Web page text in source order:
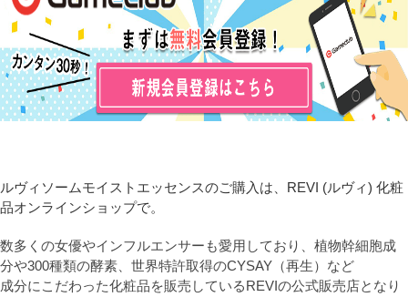
ルヴィソームモイストエッセンスのご購入は、REVI (ルヴィ) 化粧
品オンラインショップで。
数多くの女優やインフルエンサーも愛用しており、植物幹細胞成
分や300種類の酵素、世界特許取得のCYSAY（再生）など
成分にこだわった化粧品を販売しているREVIの公式販売店となり